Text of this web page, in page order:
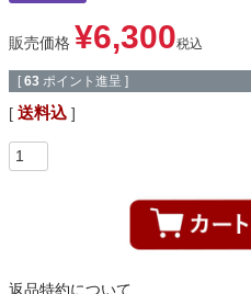
販売価格 ¥6,300税込
[ 63 ポイント進呈 ]
送料込
返品特約について